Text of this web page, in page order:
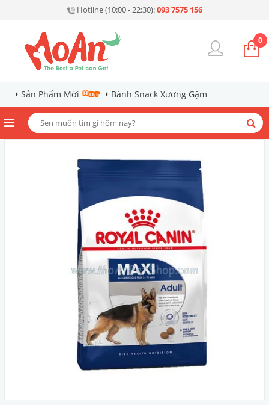
Hotline (10:00 - 22:30):093 7575 156
0
Sản Phẩm Mới Bánh Snack Xương Gặm